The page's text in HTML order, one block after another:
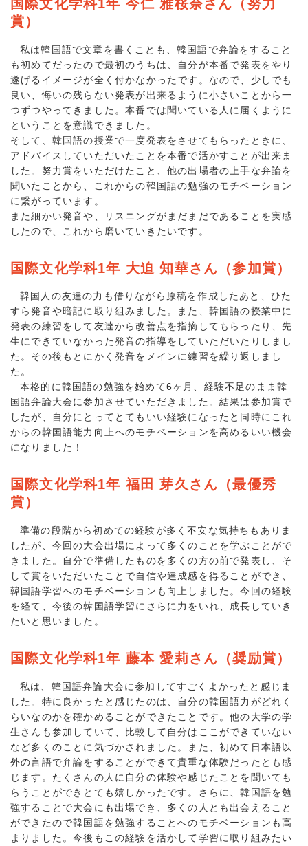
国際文化学科1年 今仁 雅桜奈さん（努力
賞）
私は韓国語で文章を書くことも、韓国語で弁論をすること
も初めてだったので最初のうちは、自分が本番で発表をやり
遂げるイメージが全く付かなかったです。なので、少しでも
良い、悔いの残らない発表が出来るように小さいことから一
つずつやってきました。本番では聞いている人に届くように
ということを意識できました。
そして、韓国語の授業で一度発表をさせてもらったときに、
アドバイスしていただいたことを本番で活かすことが出来ま
した。努力賞をいただけたこと、他の出場者の上手な弁論を
聞いたことから、これからの韓国語の勉強のモチベーション
に繋がっています。
また細かい発音や、リスニングがまだまだであることを実感
したので、これから磨いていきたいです。
国際文化学科1年 大迫 知華さん（参加賞）
韓国人の友達の力も借りながら原稿を作成したあと、ひた
すら発音や暗記に取り組みました。また、韓国語の授業中に
発表の練習をして友達から改善点を指摘してもらったり、先
生にできていなかった発音の指導をしていただいたりしまし
た。その後もとにかく発音をメインに練習を繰り返しまし
た。
本格的に韓国語の勉強を始めて6ヶ月、経験不足のまま韓
国語弁論大会に参加させていただきました。結果は参加賞で
したが、自分にとってとてもいい経験になったと同時にこれ
からの韓国語能力向上へのモチベーションを高めるいい機会
になりました！
国際文化学科1年 福田 芽久さん（最優秀
賞）
準備の段階から初めての経験が多く不安な気持ちもありま
したが、今回の大会出場によって多くのことを学ぶことがで
きました。自分で準備したものを多くの方の前で発表し、そ
して賞をいただいたことで自信や達成感を得ることができ、
韓国語学習へのモチベーションも向上しました。今回の経験
を経て、今後の韓国語学習にさらに力をいれ、成長していき
たいと思いました。
国際文化学科1年 藤本 愛莉さん（奨励賞）
私は、韓国語弁論大会に参加してすごくよかったと感じま
した。特に良かったと感じたのは、自分の韓国語力がどれく
らいなのかを確かめることができたことです。他の大学の学
生さんも参加していて、比較して自分はここができていない
など多くのことに気づかされました。また、初めて日本語以
外の言語で弁論をすることができて貴重な体験だったとも感
じます。たくさんの人に自分の体験や感じたことを聞いても
らうことができとても嬉しかったです。さらに、韓国語を勉
強することで大会にも出場でき、多くの人とも出会えること
ができたので韓国語を勉強することへのモチベーションも高
まりました。今後もこの経験を活かして学習に取り組みたい